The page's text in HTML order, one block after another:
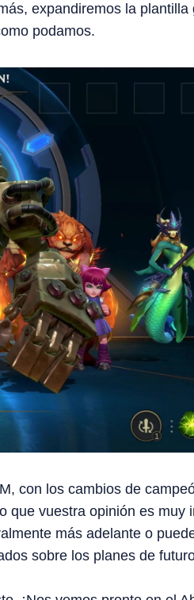
expandiremos la plantilla
podamos.
con los cambios de
que vuestra opinión es muy
más adelante o
sobre los planes de